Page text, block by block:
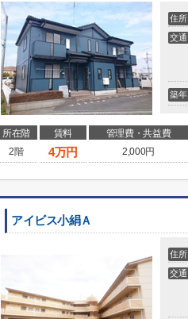
住所
交通
築年
所在階 賃料 管理費・共益費
2階
4万円 2,000円
アイビス小絹Ａ
住所
交通